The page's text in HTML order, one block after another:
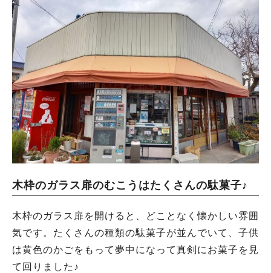
木枠のガラス扉のむこうはたくさんの駄菓子♪
木枠のガラス扉を開けると、どことなく懐かしい雰囲
気です。たくさんの種類の駄菓子が並んでいて、子供
は黄色のかごをもって夢中になって真剣にお菓子を見
て回りました♪